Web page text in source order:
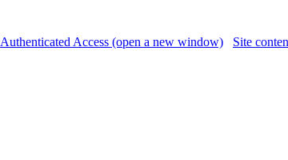
Authenticated Access (open a new window) Site